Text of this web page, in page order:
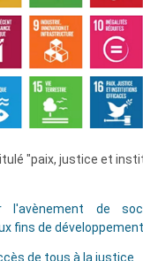
"paix, justice et
l'avènement de
fins de
de tous à la justice